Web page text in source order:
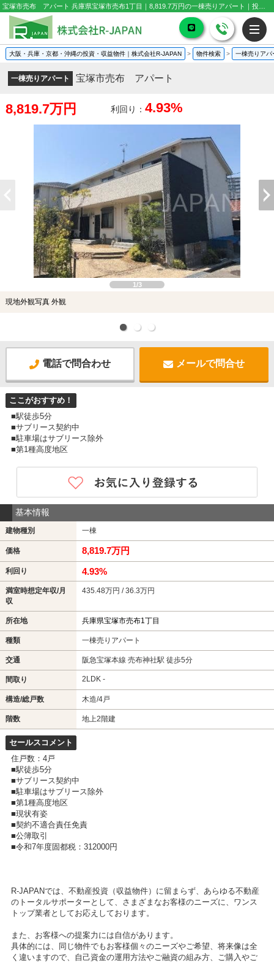
大阪・兵庫・京都・沖縄の投資・収益物件｜株式会社R-JAPAN > 物件検索 > 一棟売りアパ
一棟売りアパート 宝塚市売布 アパート
8,819.7万円 利回り： 4.93%
1/3
現地外観写真 外観
電話で問合わせ メールで問合せ
ここがおすすめ！
■駅徒歩5分
■サブリース契約中
■駐車場はサブリース除外
■第1種高度地区
基本情報
建物種別 一棟
価格 8,819.7万円
利回り 4.93%
満室時想定年収/月
収
435.48万円 / 36.3万円
所在地 兵庫県宝塚市売布1丁目
種類 一棟売りアパート
交通 阪急宝塚本線 売布神社駅 徒歩5分
間取り 2LDK -
構造/総戸数 木造/4戸
階数 地上2階建
セールスコメント
住戸数：4戸
■駅徒歩5分
■サブリース契約中
■駐車場はサブリース除外
■第1種高度地区
■現状有姿
■契約不適合責任免責
■公簿取引
■令和7年度固都税：312000円
R-JAPANでは、不動産投資（収益物件）に留まらず、あらゆる不動産
のトータルサポーターとして、さまざまなお客様のニーズに、ワンス
トップ業者としてお応えしております。
また、お客様への提案力には自信があります。
具体的には、同じ物件でもお客様個々のニーズやご希望、将来像は全
く違いますので、自己資金の運用方法やご融資の組み方、ご購入やご